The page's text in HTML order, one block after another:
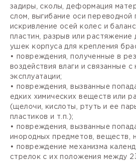
задиры, сколы, деформация
слом, выгибание оси переводной
искривление осей колес и
пластин, разрыв или растяжение
ушек корпуса для крепления
• повреждения, полученные в
воздействия влаги и связанные
эксплуатации;
• повреждения, вызванные
едких химических веществ или
(щелочи, кислоты, ртуть и ее
пластиков и т.п.);
• повреждения, вызванные
инородных предметов, веществ,
• повреждение механизма
стрелок с их положения между